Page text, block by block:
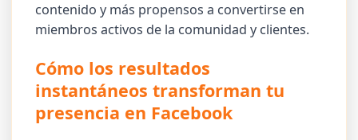
contenido y más propensos a convertirse en
miembros activos de la comunidad y clientes.
Cómo los resultados
instantáneos transforman tu
presencia en Facebook